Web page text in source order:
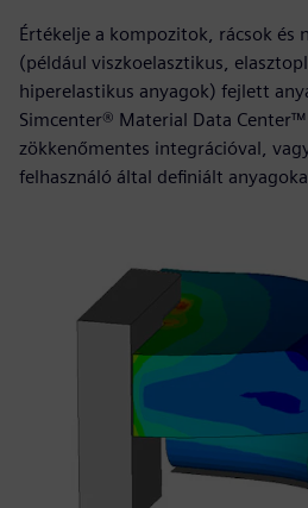
Értékelje a kompozitok, rácsok és
(például viszkoelasztikus,
hiperelastikus anyagok) fejlett
Simcenter® Material Data
zökkenőmentes integrációval,
felhasználó által definiált